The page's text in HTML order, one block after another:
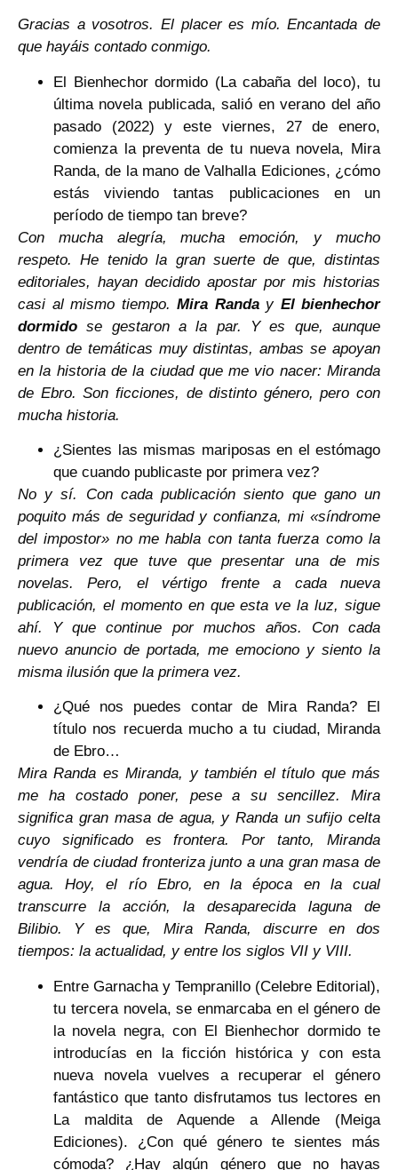
Gracias a vosotros. El placer es mío. Encantada de
que hayáis contado conmigo.
El Bienhechor dormido (La cabaña del loco), tu
última novela publicada, salió en verano del año
pasado (2022) y este viernes, 27 de enero,
comienza la preventa de tu nueva novela, Mira
Randa, de la mano de Valhalla Ediciones, ¿cómo
estás viviendo tantas publicaciones en un
período de tiempo tan breve?
Con mucha alegría, mucha emoción, y mucho
respeto. He tenido la gran suerte de que, distintas
editoriales, hayan decidido apostar por mis historias
casi al mismo tiempo. Mira Randay El bienhechor
dormido se gestaron a la par. Y es que, aunque
dentro de temáticas muy distintas, ambas se apoyan
en la historia de la ciudad que me vio nacer: Miranda
de Ebro. Son ficciones, de distinto género, pero con
mucha historia.
¿Sientes las mismas mariposas en el estómago
que cuando publicaste por primera vez?
No y sí. Con cada publicación siento que gano un
poquito más de seguridad y confianza, mi «síndrome
del impostor» no me habla con tanta fuerza como la
primera vez que tuve que presentar una de mis
novelas. Pero, el vértigo frente a cada nueva
publicación, el momento en que esta ve la luz, sigue
ahí. Y que continue por muchos años. Con cada
nuevo anuncio de portada, me emociono y siento la
misma ilusión que la primera vez.
¿Qué nos puedes contar de Mira Randa? El
título nos recuerda mucho a tu ciudad, Miranda
de Ebro…
Mira Randa es Miranda, y también el título que más
me ha costado poner, pese a su sencillez. Mira
significa gran masa de agua, y Randa un sufijo celta
cuyo significado es frontera. Por tanto, Miranda
vendría de ciudad fronteriza junto a una gran masa de
agua. Hoy, el río Ebro, en la época en la cual
transcurre la acción, la desaparecida laguna de
Bilibio. Y es que, Mira Randa, discurre en dos
tiempos: la actualidad, y entre los siglos VII y VIII.
Entre Garnacha y Tempranillo (Celebre Editorial),
tu tercera novela, se enmarcaba en el género de
la novela negra, con El Bienhechor dormido te
introducías en la ficción histórica y con esta
nueva novela vuelves a recuperar el género
fantástico que tanto disfrutamos tus lectores en
La maldita de Aquende a Allende (Meiga
Ediciones). ¿Con qué género te sientes más
cómoda? ¿Hay algún género que no hayas